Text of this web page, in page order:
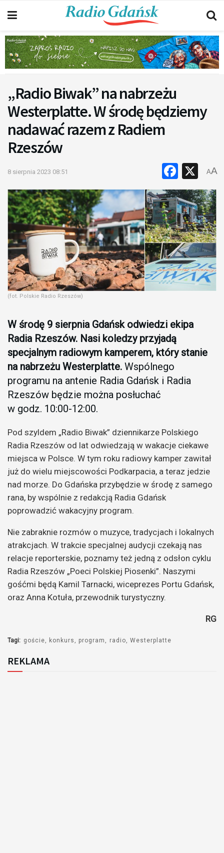
„Radio Biwak” na nabrzeżu
Westerplatte. W środę będziemy
nadawać razem z Radiem
Rzeszów
8 sierpnia 2023 08:51 X
AA
(fot. Polskie Radio Rzeszów)
W środę 9 sierpnia Gdańsk odwiedzi ekipa
Radia Rzeszów. Nasi koledzy przyjadą
specjalnym radiowym kamperem, który stanie
na nabrzeżu Westerplatte. Wspólnego
programu na antenie Radia Gdańsk i Radia
Rzeszów będzie można posłuchać
w godz. 10:00-12:00.
Pod szyldem „Radio Biwak” dziennikarze Polskiego
Radia Rzeszów od lat odwiedzają w wakacje ciekawe
miejsca w Polsce. W tym roku radiowy kamper zawitał
już do wielu miejscowości Podkarpacia, a teraz jedzie
nad morze. Do Gdańska przybędzie w środę z samego
rana, by wspólnie z redakcją Radia Gdańsk
poprowadzić wakacyjny program.
Nie zabraknie rozmów o muzyce, tradycjach i lokalnych
atrakcjach. W trakcie specjalnej audycji czekają nas
relacje reporterskie, poznamy też jedną z odsłon cyklu
Radia Rzeszów „Poeci Polskiej Piosenki”. Naszymi
gośćmi będą Kamil Tarnacki, wiceprezes Portu Gdańsk,
oraz Anna Kotuła, przewodnik turystyczny.
RG
Tagi: goście konkurs program radio Westerplatte
REKLAMA